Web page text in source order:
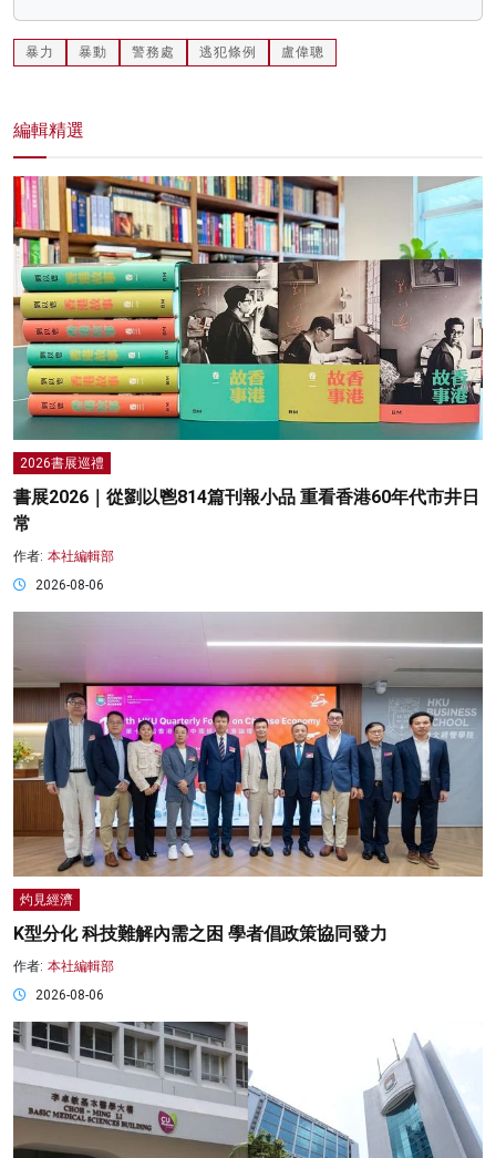
暴力 暴動 警務處 逃犯條例 盧偉聰
編輯精選
2026書展巡禮
書展2026｜從劉以鬯814篇刊報小品 重看香港60年代市井日
常
作者: 本社編輯部
2026-08-06
灼見經濟
K型分化 科技難解內需之困 學者倡政策協同發力
作者: 本社編輯部
2026-08-06